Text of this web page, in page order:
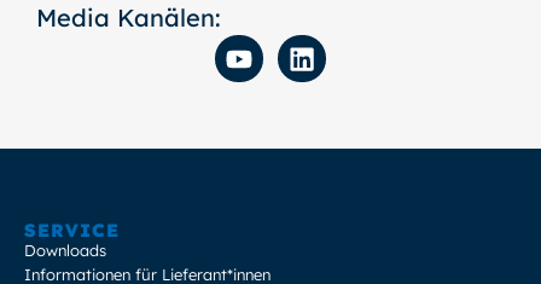
Media Kanälen:
SERVICE
Downloads
Informationen für Lieferant*innen